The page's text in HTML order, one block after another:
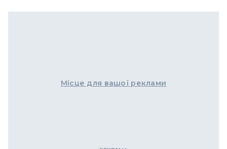
Місце для вашої реклами